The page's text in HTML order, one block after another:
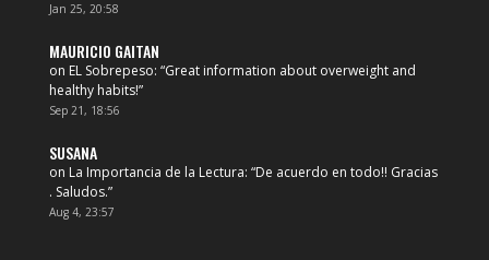
Jan 25, 20:58
MAURICIO GAITAN
on EL Sobrepeso: “Great information about overweight and
healthy habits!”
Sep 21, 18:56
SUSANA
on La Importancia de la Lectura: “De acuerdo en todo!! Gracias
. Saludos.”
Aug 4, 23:57